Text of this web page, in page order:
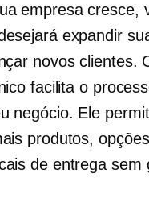
empresa cresce,
expandir
novos clientes.
facilita o
negócio. Ele
produtos,
de entrega sem